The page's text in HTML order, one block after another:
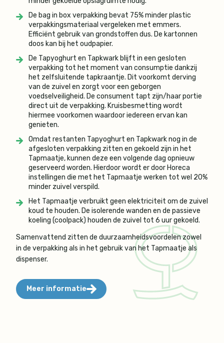
De bag in box verpakking bevat 75% minder plastic
verpakkingsmateriaal vergeleken met emmers.
Efficiënt gebruik van grondstoffen dus. De kartonnen
doos kan bij het oudpapier.
De Tapyoghurt en Tapkwark blijft in een gesloten
verpakking tot het moment van consumptie dankzij
het zelfsluitende tapkraantje. Dit voorkomt derving
van de zuivel en zorgt voor een geborgen
voedselveiligheid. De consument tapt zijn/haar portie
direct uit de verpakking. Kruisbesmetting wordt
hiermee voorkomen waardoor iedereen ervan kan
genieten.
Omdat restanten Tapyoghurt en Tapkwark nog in de
afgesloten verpakking zitten en gekoeld zijn in het
Tapmaatje, kunnen deze een volgende dag opnieuw
geserveerd worden. Hierdoor wordt er door Horeca
instellingen die met het Tapmaatje werken tot wel 20%
minder zuivel verspild.
Het Tapmaatje verbruikt geen elektriciteit om de zuivel
koud te houden. De isolerende wanden en de passieve
koeling (coolpack) houden de zuivel tot 6 uur gekoeld.
Samenvattend zitten de duurzaamheidsvoordelen zowel
in de verpakking als in het gebruik van het Tapmaatje als
dispenser.
Meer informatie